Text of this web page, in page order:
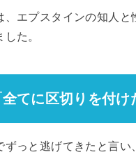
、エプスタインの知人
た。
てに区切りを付け
ずっと逃げてきたと言